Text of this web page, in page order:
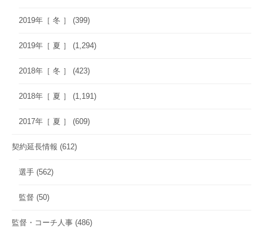
2019年［ 冬 ］ (399)
2019年［ 夏 ］ (1,294)
2018年［ 冬 ］ (423)
2018年［ 夏 ］ (1,191)
2017年［ 夏 ］ (609)
契約延長情報 (612)
選手 (562)
監督 (50)
監督・コーチ人事 (486)